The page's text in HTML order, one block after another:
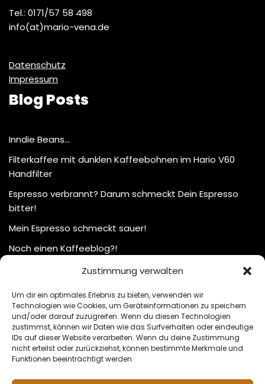
Zustimmung verwalten
Um dir ein optimales Erlebnis zu bieten, verwenden wir
Technologien wie Cookies, um Geräteinformationen zu speichern
und/oder darauf zuzugreifen. Wenn du diesen Technologien
zustimmst, können wir Daten wie das Surfverhalten oder eindeutige
IDs auf dieser Website verarbeiten. Wenn du deine Zustimmung
nicht erteilst oder zurückziehst, können bestimmte Merkmale und
Funktionen beeinträchtigt werden.
Tel.: 0171/57 58 498
info(at)mario-vena.de
Datenschutz
Impressum
Blog Posts
Inndie Beans…
Filterkaffee mit dunklen Kaffeebohnen im Hario V60
Handfilter
Espresso verbrannt? Darum schmeckt Dein Espresso
bitter!
Mein Espresso schmeckt sauer!
Noch einen Kaffeeblog?!